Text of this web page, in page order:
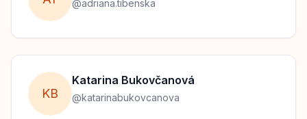
@adriana.tibenska
KB
Katarina Bukovčanová
@katarinabukovcanova